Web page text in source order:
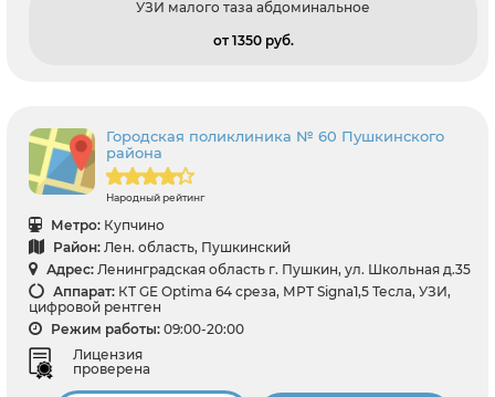
УЗИ малого таза абдоминальное
от 1350 pуб.
Городская поликлиника № 60 Пушкинского
района
Народный рейтинг
Метро: Купчино
Район: Лен. область, Пушкинский
Адрес: Ленинградская область г. Пушкин, ул. Школьная д.35
Аппарат: КТ GE Optima 64 среза, МРТ Signa1,5 Тесла, УЗИ,
цифровой рентген
Режим работы: 09:00-20:00
Лицензия
проверена